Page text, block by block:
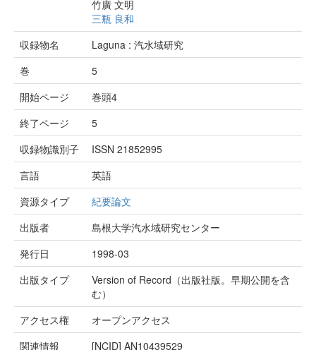
竹廣 文明
三瓶 良和
収録物名
Laguna : 汽水域研究
巻
5
開始ページ
巻頭4
終了ページ
5
収録物識別子
ISSN 21852995
言語
英語
資源タイプ
紀要論文
出版者
島根大学汽水域研究センター
発行日
1998-03
出版タイプ
Version of Record（出版社版。早期公開を含
む）
アクセス権
オープンアクセス
関連情報
[NCID] AN10439529